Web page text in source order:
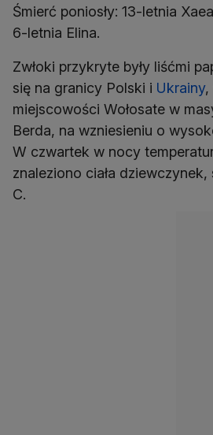
Śmierć poniosły: 13-letnia
6-letnia Elina.
Zwłoki przykryte były liśćmi
się na granicy Polski i Ukrainy,
miejscowości Wołosate w
Berda, na wzniesieniu o
W czwartek w nocy
znaleziono ciała dziewczynek,
C.